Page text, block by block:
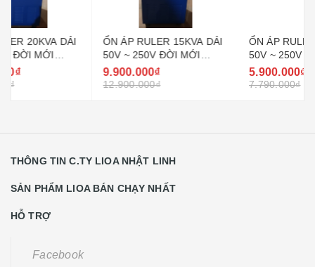
ỔN ÁP RULER 15KVA DẢI
50V ~ 250V ĐỜI MỚI
ỔN ÁP RULER 10KVA DẢI
50V ~ 250V ĐỜI MỚI
THÔNG TIN C.TY LIOA NHẬT LINH
SẢN PHẨM LIOA BÁN CHẠY NHẤT
HỖ TRỢ
Facebook